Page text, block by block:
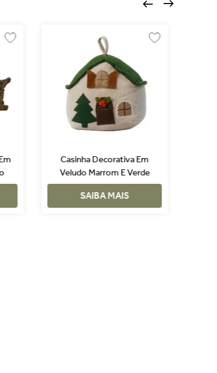
Casinha Decorativa Em
Veludo Marrom E Verde
SAIBA MAIS